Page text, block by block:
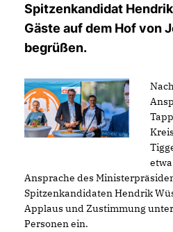
Spitzenkandidat
Gäste auf dem Hof von
begrüßen.
Ansprache des
Spitzenkandidaten Hendrik
Applaus und Zustimmung
Personen ein.